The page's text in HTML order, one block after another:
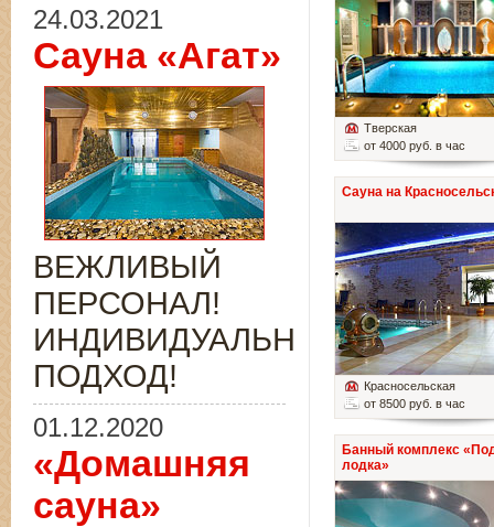
Тверская
от 4000 руб. в час
Сауна на
Красносельская
от 8500 руб. в час
Банный комплекс
лодка»
24.03.2021
Сауна «Агат»
ВЕЖЛИВЫЙ
ПЕРСОНАЛ!
ИНДИВИДУАЛЬНЫЙ
ПОДХОД!
01.12.2020
«Домашняя
сауна»